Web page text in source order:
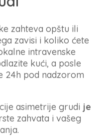
zahteva opštu ili
zavisi i koliko ćete
intravenske
kući, a posle
24h pod nadzorom
asimetrije grudi je
zahvata i vašeg